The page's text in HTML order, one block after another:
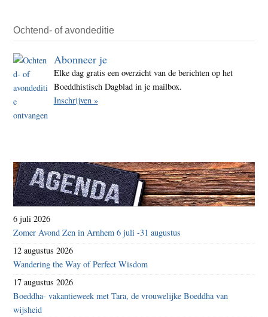
Ochtend- of avondeditie
Abonneer je
Elke dag gratis een overzicht van de berichten op het
Boeddhistisch Dagblad in je mailbox.
Inschrijven »
6 juli 2026
Zomer Avond Zen in Arnhem 6 juli -31 augustus
12 augustus 2026
Wandering the Way of Perfect Wisdom
17 augustus 2026
Boeddha- vakantieweek met Tara, de vrouwelijke Boeddha van
wijsheid